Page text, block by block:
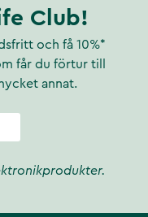
Club!
och få 10%*
får du förtur till
annat.